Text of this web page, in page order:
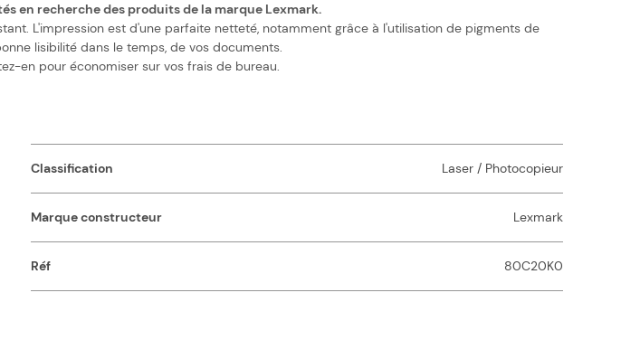
en recherche des produits de la marque Lexmark.
L'impression est d'une parfaite netteté, notamment grâce à l'utilisation de pigments de
lisibilité dans le temps, de vos documents.
en pour économiser sur vos frais de bureau.
Classification Laser / Photocopieur
Marque constructeur Lexmark
Réf 80C20K0